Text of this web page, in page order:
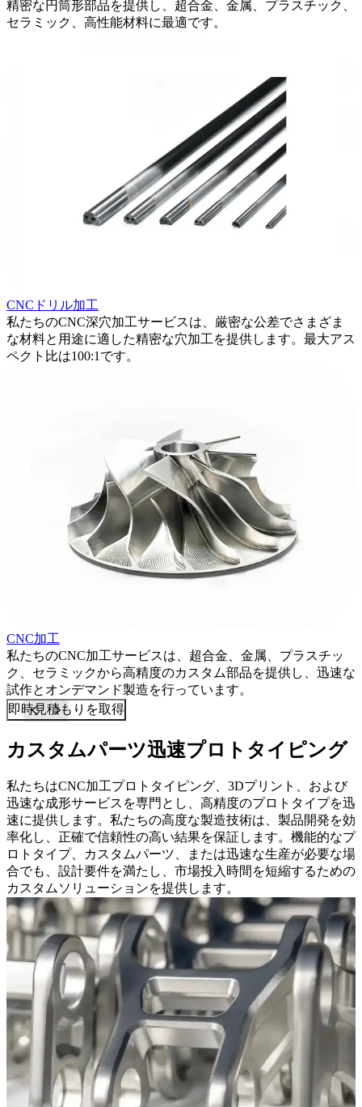
精密な円筒形部品を提供し、超合金、金属、プラスチック、
セラミック、高性能材料に最適です。
CNCドリル加工
私たちのCNC深穴加工サービスは、厳密な公差でさまざま
な材料と用途に適した精密な穴加工を提供します。最大アス
ペクト比は100:1です。
CNC加工
私たちのCNC加工サービスは、超合金、金属、プラスチッ
ク、セラミックから高精度のカスタム部品を提供し、迅速な
試作とオンデマンド製造を行っています。
即時見積もりを取得
カスタムパーツ迅速プロトタイピング
私たちはCNC加工プロトタイピング、3Dプリント、および
迅速な成形サービスを専門とし、高精度のプロトタイプを迅
速に提供します。私たちの高度な製造技術は、製品開発を効
率化し、正確で信頼性の高い結果を保証します。機能的なプ
ロトタイプ、カスタムパーツ、または迅速な生産が必要な場
合でも、設計要件を満たし、市場投入時間を短縮するための
カスタムソリューションを提供します。